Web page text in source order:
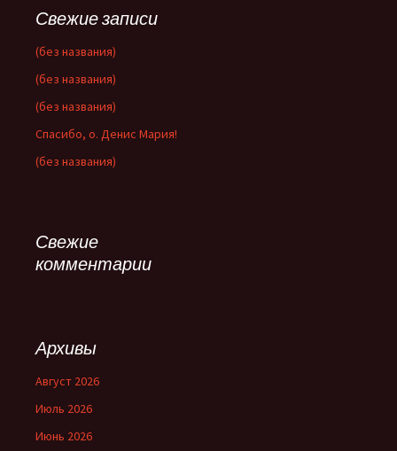
Свежие записи
(без названия)
(без названия)
(без названия)
Спасибо, о. Денис Мария!
(без названия)
Свежие
комментарии
Архивы
Август 2026
Июль 2026
Июнь 2026